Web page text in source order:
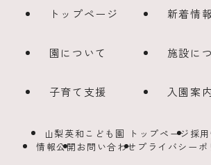
トップページ 新着情報
園について 施設に
子育て支援 入園案内
山梨英和こども園 トップページ 採
情報公開 お問い合わせ プライバシーポ